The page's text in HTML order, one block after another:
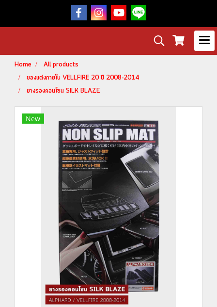
Home
All products
ของแต่งภายใน VELLFIRE 20 ปี 2008-2014
ยางรองคอนโซน SILK BLAZE
New